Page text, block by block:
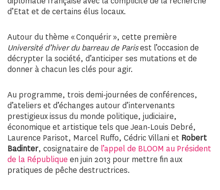
d’Etat et de certains élus locaux.
Autour du thème « Conquérir », cette première
Université d’hiver du barreau de Parisest l’occasion de
décrypter la société, d’anticiper ses mutations et de
donner à chacun les clés pour agir.
Au programme, trois demi-journées de conférences,
d’ateliers et d’échanges autour d’intervenants
prestigieux issus du monde politique, judiciaire,
économique et artistique tels que Jean-Louis Debré,
Laurence Parisot, Marcel Ruffo, Cédric Villani et Robert
Badinter, cosignataire de l’appel de BLOOM au Président
de la République en juin 2013 pour mettre fin aux
pratiques de pêche destructrices.